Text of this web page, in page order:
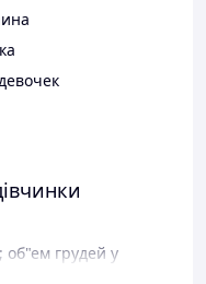
об"ем грудей у